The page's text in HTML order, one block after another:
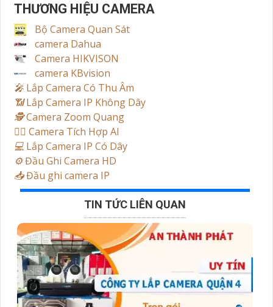
THƯƠNG HIỆU CAMERA
Bộ Camera Quan Sát
camera Dahua
Camera HIKVISON
camera KBvision
️🎤️ Lắp Camera Có Thu Âm
📶Lắp Camera IP Không Dây
🕵️Camera Zoom Quang
🧛‍♀️ Camera Tích Hợp AI
💻 Lắp Camera IP Có Dây
⚙️Đầu Ghi Camera HD
📥Đầu ghi camera IP
TIN TỨC LIÊN QUAN